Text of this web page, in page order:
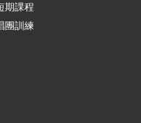
期課程
團訓練